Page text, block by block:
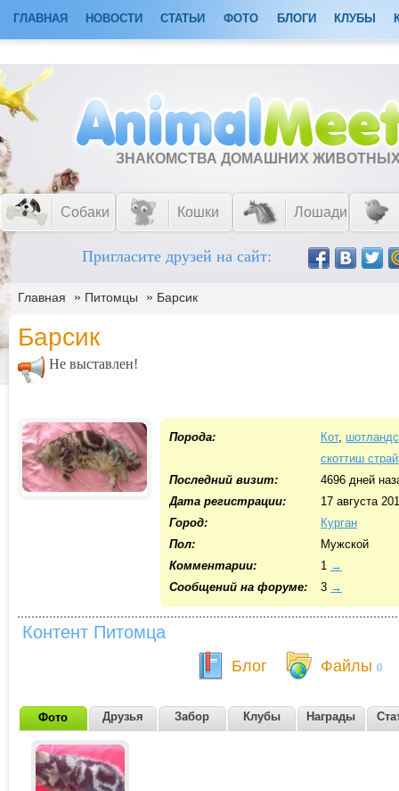
ГЛАВНАЯ НОВОСТИ СТАТЬИ ФОТО БЛОГИ КЛУБЫ
ЗНАКОМСТВА ДОМАШНИХ
Собаки Кошки Лошади
Пригласите друзей на сайт:
Главная » Питомцы » Барсик
Барсик
Не выставлен!
Порода: Кот,
скоттиш
Последний визит:
4696 дней
Дата регистрации:
17 августа
Город:
Курган
Пол:
Мужской
Комментарии:
1 →
Cообщений на форуме:
3 →
Контент Питомца
Блог Файлы 0
Фото Друзья Забор Клубы Награды